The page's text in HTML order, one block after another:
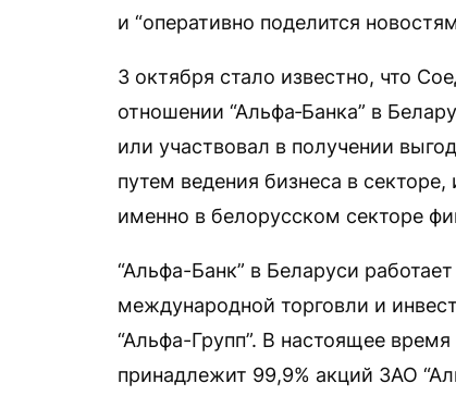
и “оперативно поделится
3 октября стало известно, что
отношении “Альфа‑Банка” в
или участвовал в получении
путем ведения бизнеса в
именно в белорусском секторе
“Альфа-Банк” в Беларуси
международной торговли и
“Альфа-Групп”. В настоящее
принадлежит 99,9% акций ЗАО